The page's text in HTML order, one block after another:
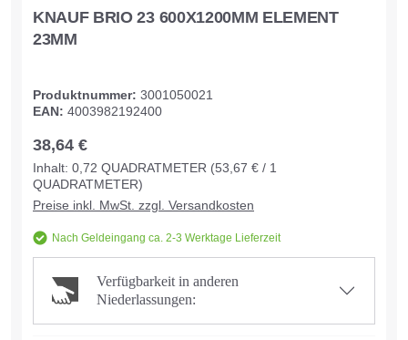
KNAUF BRIO 23 600X1200MM ELEMENT
23MM
Produktnummer: 3001050021
EAN: 4003982192400
38,64 €
Inhalt: 0,72 QUADRATMETER (53,67 € / 1
QUADRATMETER)
Preise inkl. MwSt. zzgl. Versandkosten
Nach Geldeingang ca. 2-3 Werktage Lieferzeit
Verfügbarkeit in anderen
Niederlassungen: